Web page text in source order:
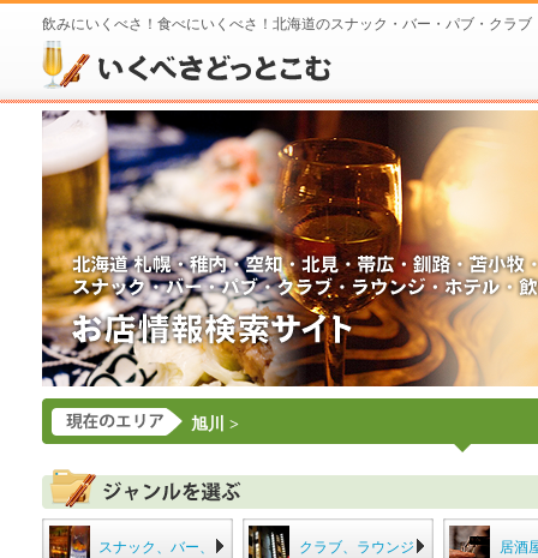
飲みにいくべさ！食べにいくべさ！北海道のスナック・バー・パブ・クラ
旭川 >
スナック、バー、
クラブ、ラウンジ 居酒